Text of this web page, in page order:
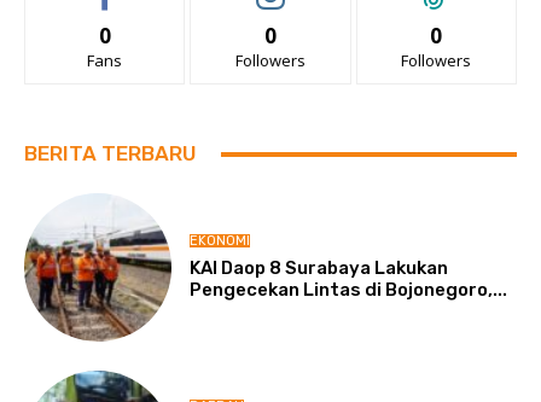
0
Fans
0
Followers
0
Followers
BERITA TERBARU
EKONOMI
KAI Daop 8 Surabaya Lakukan
Pengecekan Lintas di Bojonegoro,...